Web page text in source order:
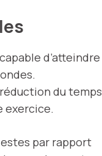
d’atteindre
du temps
exercice.
par rapport